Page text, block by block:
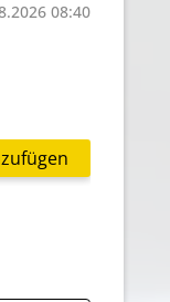
08:40